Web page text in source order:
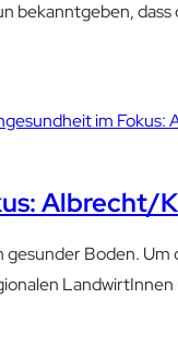
bekanntgeben,
Albrecht/
Boden.